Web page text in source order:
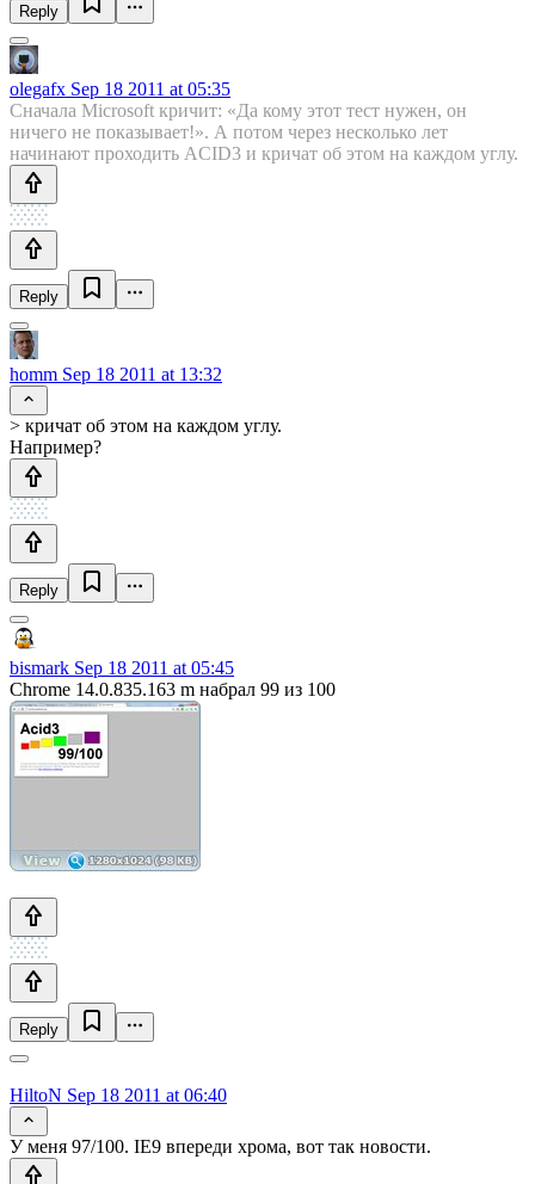
Reply
olegafx Sep 18 2011 at 05:35
Сначала Microsoft кричит: «Да кому этот тест нужен, он
ничего не показывает!». А потом через несколько лет
начинают проходить ACID3 и кричат об этом на каждом углу.
Reply
homm Sep 18 2011 at 13:32
> кричат об этом на каждом углу.
Например?
Reply
bismark Sep 18 2011 at 05:45
Chrome 14.0.835.163 m набрал 99 из 100
Reply
HiltoN Sep 18 2011 at 06:40
У меня 97/100. IE9 впереди хрома, вот так новости.